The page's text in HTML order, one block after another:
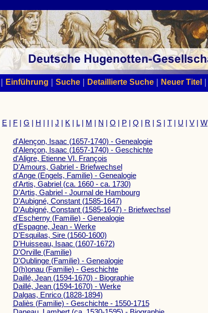
| Einführung | Suche | Detaillierte Suche | Neuer Titel |
E | F | G | H | I | J | K | L| M | N | O | P | Q | R | S | T | U | V | W
d'Alençon, Isaac (1657-1740) - Genealogie
d'Alençon, Isaac (1657-1740) - Geschichte
d'Aligre, Etienne VI. François
D'Amours, Gabriel - Briefwechsel
d'Ange (Engels, Familie) - Genealogie
d'Artis, Gabriel (ca. 1660 - ca. 1730)
D'Artis, Gabriel - Journal de Hambourg
D'Aubigné, Constant (1585-1647)
D'Aubigné, Constant (1585-1647) - Briefwechsel
d'Escherny (Familie) - Genealogie
d'Espagne, Jean - Werke
D'Esquilas, Sire (1560-1600)
D'Huisseau, Isaac (1607-1672)
D'Orville (Familie)
D'Oublinge (Familie) - Genealogie
D(h)onau (Familie) - Geschichte
Daillé, Jean (1594-1670) - Biographie
Daillé, Jean (1594-1670) - Werke
Dalgas, Enrico (1828-1894)
Daliès (Familie) - Geschichte - 1550-1715